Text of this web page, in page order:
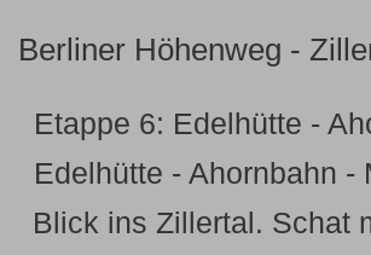
Berliner Höhenweg -
Etappe 6: Edelhütte -
Edelhütte - Ahornbahn -
Blick ins Zillertal. Schat